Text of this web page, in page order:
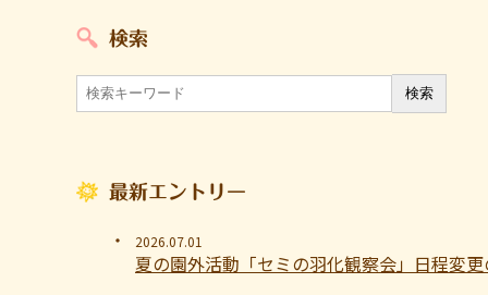
検索
最新エントリー
2026.07.01
夏の園外活動「セミの羽化観察会」日程変